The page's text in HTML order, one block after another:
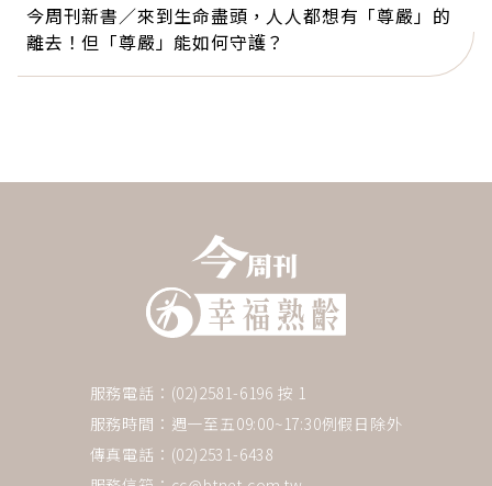
今周刊新書／來到生命盡頭，人人都想有「尊嚴」的
離去！但「尊嚴」能如何守護？
服務電話：(02)2581-6196 按 1
服務時間：週一至五09:00~17:30例假日除外
傳真電話：(02)2531-6438